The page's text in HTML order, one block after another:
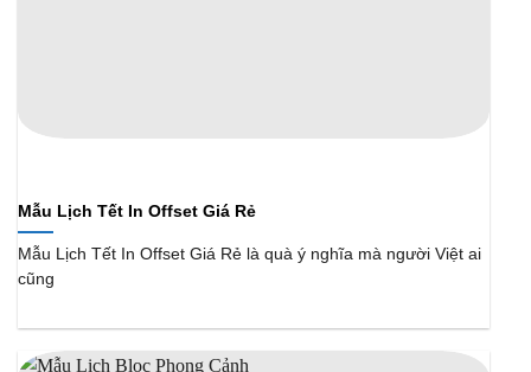
Mẫu Lịch Tết In Offset Giá Rẻ
Mẫu Lịch Tết In Offset Giá Rẻ là quà ý nghĩa mà người Việt ai
cũng